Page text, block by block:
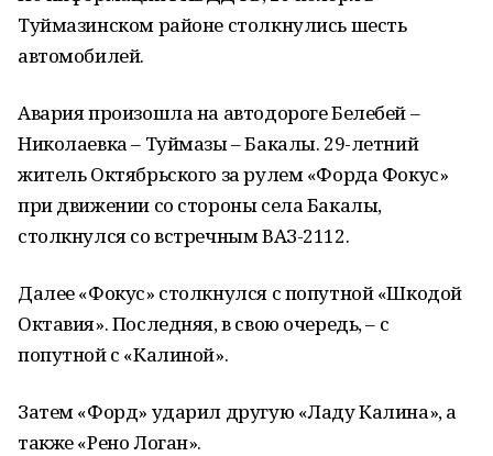
Туймазинском районе столкнулись шесть
автомобилей.
Авария произошла на автодороге Белебей –
Николаевка – Туймазы – Бакалы. 29-летний
житель Октябрьского за рулем «Форда Фокус»
при движении со стороны села Бакалы,
столкнулся со встречным ВАЗ-2112.
Далее «Фокус» столкнулся с попутной «Шкодой
Октавия». Последняя, в свою очередь, – с
попутной с «Калиной».
Затем «Форд» ударил другую «Ладу Калина», а
также «Рено Логан».